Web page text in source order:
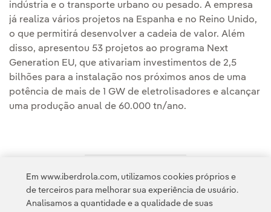
indústria e o transporte urbano ou pesado. A empresa
já realiza vários projetos na Espanha e no Reino Unido,
o que permitirá desenvolver a cadeia de valor. Além
disso, apresentou 53 projetos ao programa Next
Generation EU, que ativariam investimentos de 2,5
bilhões para a instalação nos próximos anos de uma
potência de mais de 1 GW de eletrolisadores e alcançar
uma produção anual de 60.000 tn/ano.
Acesso a informação legal
Em www.iberdrola.com, utilizamos cookies próprios e
de terceiros para melhorar sua experiência de usuário.
Analisamos a quantidade e a qualidade de suas